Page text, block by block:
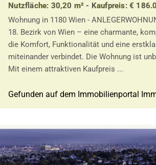
Nutzfläche: 30,20 m² - Kaufpreis: €
Wohnung in 1180 Wien -
18. Bezirk von Wien – eine charmante,
die Komfort, Funktionalität und eine
miteinander verbindet. Die Wohnung ist
Mit einem attraktiven Kaufpreis ...
Gefunden auf dem Immobilienportal